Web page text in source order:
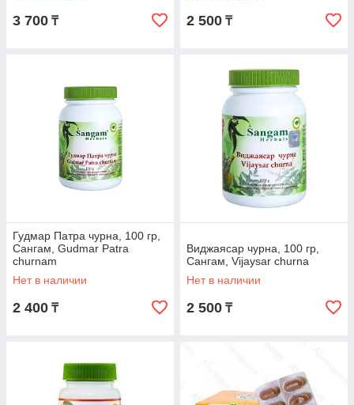
3 700 ₸ 2 500 ₸
Гудмар Патра чурна, 100 гр,
Сангам, Gudmar Patra
churnam
Нет в наличии
2 400 ₸
Виджаясар чурна, 100 гр,
Сангам, Vijaysar churna
Нет в наличии
2 500 ₸